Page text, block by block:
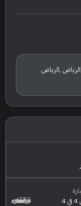
,الرياض